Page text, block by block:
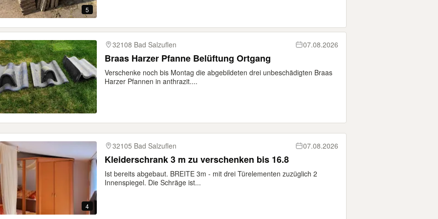
5
32108 Bad Salzuflen 07.08.2026
Braas Harzer Pfanne Belüftung Ortgang
Verschenke noch bis Montag die abgebildeten drei unbeschädigten Braas
Harzer Pfannen in anthrazit....
4
32105 Bad Salzuflen 07.08.2026
Kleiderschrank 3 m zu verschenken bis 16.8
Ist bereits abgebaut. BREITE 3m - mit drei Türelementen zuzüglich 2
Innenspiegel. Die Schräge ist...